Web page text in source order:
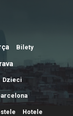
Bilety
Dzieci
Hotele